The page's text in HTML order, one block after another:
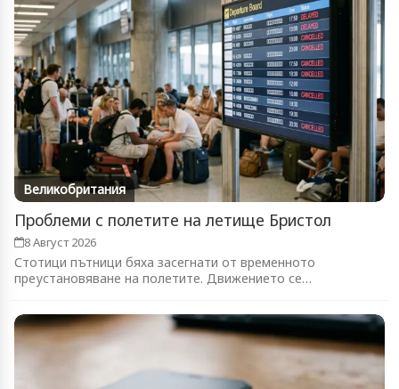
Великобритания
Проблеми с полетите на летище Бристол
8 Август 2026
Стотици пътници бяха засегнати от временното
преустановяване на полетите. Движението се